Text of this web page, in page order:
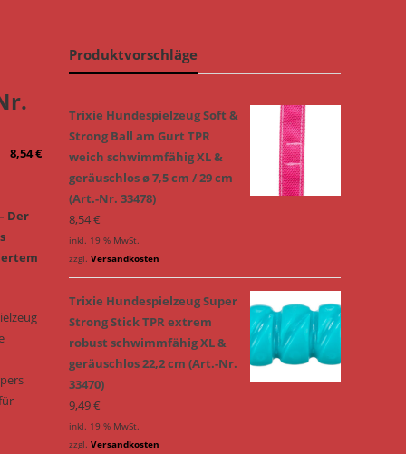
8,54€
Der
Produktvorschläge
Trixie Hundespielzeug Soft &
Strong Ball am Gurt TPR
weich schwimmfähig XL &
geräuschlos ø 7,5 cm / 29 cm
(Art.-Nr. 33478)
8,54€
inkl. 19 % MwSt.
zzgl. Versandkosten
Trixie Hundespielzeug Super
Strong Stick TPR extrem
robust schwimmfähig XL &
geräuschlos 22,2 cm (Art.-Nr.
33470)
9,49€
inkl. 19 % MwSt.
zzgl. Versandkosten